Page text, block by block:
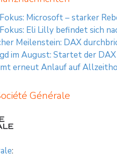
Microsoft – starker
Eli Lilly befindet sich
Meilenstein: DAX
im August: Startet der
erneut Anlauf auf
Générale
: